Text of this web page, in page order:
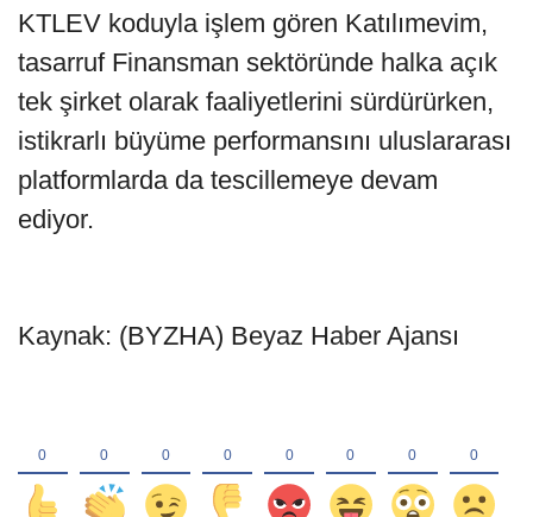
KTLEV koduyla işlem gören Katılımevim,
tasarruf Finansman sektöründe halka açık
tek şirket olarak faaliyetlerini sürdürürken,
istikrarlı büyüme performansını uluslararası
platformlarda da tescillemeye devam
ediyor.
Kaynak: (BYZHA) Beyaz Haber Ajansı